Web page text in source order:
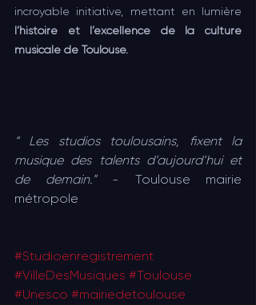
l’histoire et l’excellence de la culture
musicale de Toulouse.
“ Les studios toulousains, fixent la
musique des talents d’aujourd’hui et
de demain.” - Toulouse mairie
métropole
#Studioenregistrement
#VilleDesMusiques #Toulouse
#Unesco #mairiedetoulouse